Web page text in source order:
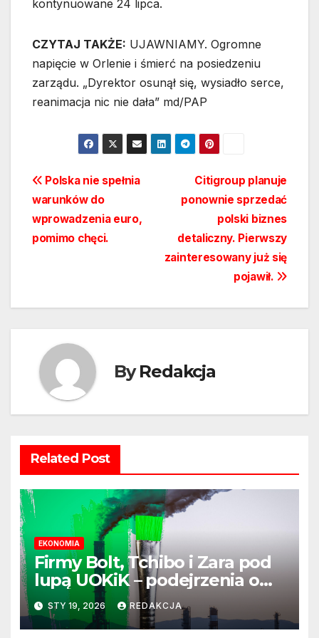
kontynuowane 24 lipca.
CZYTAJ TAKŻE: UJAWNIAMY. Ogromne
napięcie w Orlenie i śmierć na posiedzeniu
zarządu. „Dyrektor osunął się, wysiadło serce,
reanimacja nic nie dała” md/PAP
Nawigacja
wpisu
Citigroup planuje
ponownie sprzedać
polski biznes
detaliczny. Pierwszy
zainteresowany już się
pojawił.
Polska nie spełnia
warunków do
wprowadzenia euro,
pomimo chęci.
ByRedakcja
Related Post
EKONOMIA
Firmy Bolt, Tchibo i Zara pod
lupą UOKiK – podejrzenia o
greenwashing wciąż aktualne
STY 19, 2026 REDAKCJA